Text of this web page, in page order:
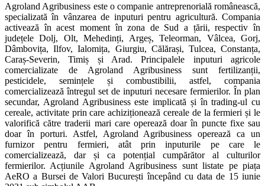
Agroland Agribusiness este o companie antreprenorială românească,
specializată în vânzarea de inputuri pentru agricultură. Compania
activează în acest moment în zona de Sud a țării, respectiv în
județele Dolj, Olt, Mehedinți, Argeș, Teleorman, Vâlcea, Gorj,
Dâmbovița, Ilfov, Ialomița, Giurgiu, Călărași, Tulcea, Constanța,
Caraș-Severin, Timiș și Arad. Principalele inputuri agricole
comercializate de Agroland Agribusiness sunt fertilizanții,
pesticidele, semințele și combustibilii, astfel, compania
comercializează întregul set de inputuri necesare fermierilor. În plan
secundar, Agroland Agribusiness este implicată și în trading-ul cu
cereale, activitate prin care achiziționează cereale de la fermieri și le
valorifică către traderii mari care operează doar în puncte fixe sau
doar în porturi. Astfel, Agroland Agribusiness operează ca un
furnizor pentru fermieri, atât prin inputurile pe care le
comercializează, dar și ca potențial cumpărător al culturilor
fermierilor. Acțiunile Agroland Agribusiness sunt listate pe piața
AeRO a Bursei de Valori București începând cu data de 15 iunie